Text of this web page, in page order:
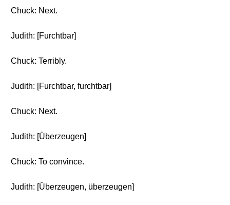
Chuck: Next.
Judith: [Furchtbar]
Chuck: Terribly.
Judith: [Furchtbar, furchtbar]
Chuck: Next.
Judith: [Überzeugen]
Chuck: To convince.
Judith: [Überzeugen, überzeugen]